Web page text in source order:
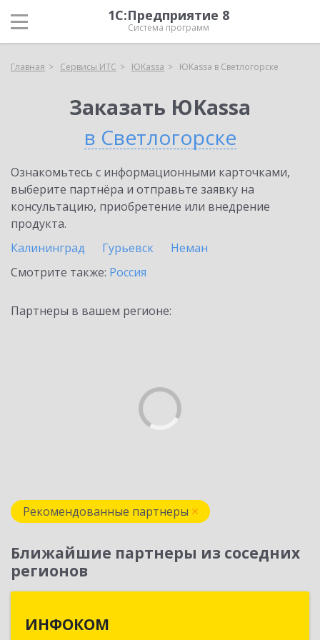
1С:Предприятие 8
Система программ
Главная Сервисы ИТС ЮKassa ЮKassa в Светлогорске
Заказать ЮKassa
в Светлогорске
Ознакомьтесь с информационными карточками,
выберите партнёра и отправьте заявку на
консультацию, приобретение или внедрение
продукта.
Калининград
Гурьевск
Неман
Смотрите также: Россия
Партнеры в вашем регионе:
Рекомендованные партнеры
Ближайшие партнеры из соседних
регионов
ИНФОКОМ